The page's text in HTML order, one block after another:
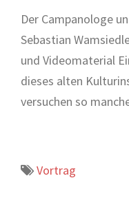
Der Campanologe
Sebastian
und Videomaterial
dieses alten
versuchen so
Vortrag